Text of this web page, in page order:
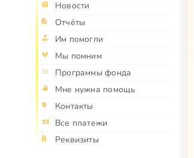
Новости
Отчёты
Им помогли
Мы помним
Программы фонда
Мне нужна помощь
Контакты
Все платежи
Реквизиты